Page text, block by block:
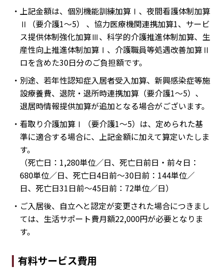
・上記金額は、個別機能訓練加算Ⅰ、夜間看護体制加算
Ⅱ（要介護1～5） 、協力医療機関連携加算1、サービ
ス提供体制強化加算Ⅲ、科学的介護推進体制加算、生
産性向上推進体制加算Ⅰ、介護職員等処遇改善加算Ⅱ
ロを含めた30日分のご負担額です。
・別途、若年性認知症入居者受入加算、新興感染症等施
設療養費、退院・退所時連携加算（要介護1～5）、
退居時情報提供加算が追加となる場合がございます。
・看取り介護加算Ⅰ（要介護1～5）は、定められた基
準に適合する場合に、上記金額に加えて算定いたしま
す。
（死亡日：1,280単位／日、死亡日前日・前々日：
680単位／日、死亡日4日前～30日前：144単位／
日、死亡日31日前～45日前：72単位／日）
・ご入居後、自立へと認定が変更された場合につきまし
ては、生活サポート費月額22,000円が必要となりま
す。
有料サービス費用